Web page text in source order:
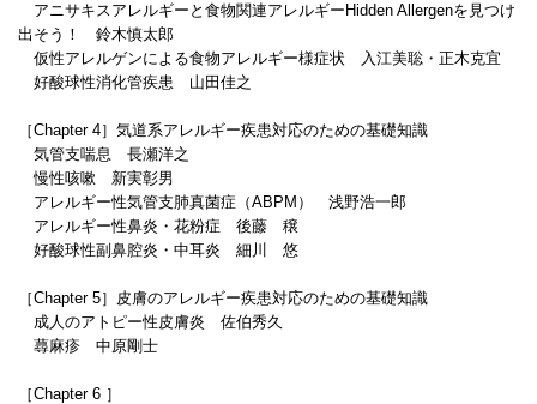
アニサキスアレルギーと食物関連アレルギーHidden Allergenを見つけ
出そう！ 鈴木慎太郎
仮性アレルゲンによる食物アレルギー様症状 入江美聡・正木克宜
好酸球性消化管疾患 山田佳之
［Chapter 4］気道系アレルギー疾患対応のための基礎知識
気管支喘息 長瀬洋之
慢性咳嗽 新実彰男
アレルギー性気管支肺真菌症（ABPM） 浅野浩一郎
アレルギー性鼻炎・花粉症 後藤 穣
好酸球性副鼻腔炎・中耳炎 細川 悠
［Chapter 5］皮膚のアレルギー疾患対応のための基礎知識
成人のアトピー性皮膚炎 佐伯秀久
蕁麻疹 中原剛士
［Chapter 6 ］